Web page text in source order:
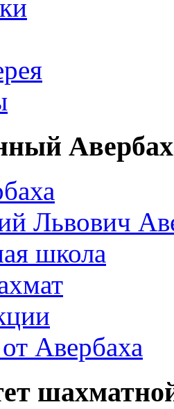
Авербах
Львович
школа
Авербаха